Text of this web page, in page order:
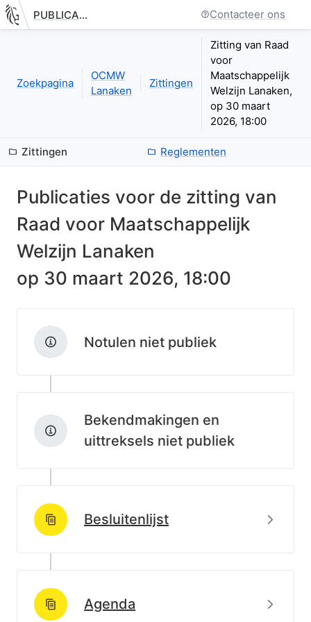
Nieuwe pagina: bestuurseenheid.zittingen.zitting.index
PUBLICATIE.GELINKT-NOTULEREN.VLAANDEREN.BE Contacteer ons
Zoekpagina
OCMW
Lanaken
Zittingen
Zitting van Raad
voor
Maatschappelijk
Welzijn Lanaken,
op 30 maart
2026, 18:00
Zittingen Reglementen
Publicaties voor de zitting van
Raad voor Maatschappelijk
Welzijn Lanaken
op 30 maart 2026, 18:00
Notulen niet publiek
Bekendmakingen en
uittreksels niet publiek
Besluitenlijst
http://data.lblod.info/id/lblod/besluitenlijsten/
Agenda